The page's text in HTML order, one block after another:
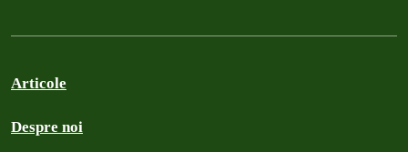
Articole
Despre noi